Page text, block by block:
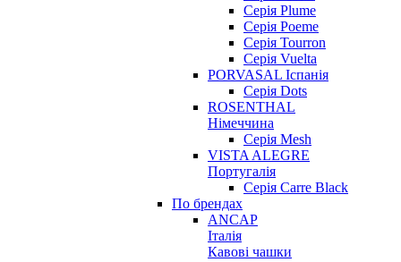
Серія Plume
Серія Poeme
Серія Tourron
Серія Vuelta
PORVASAL Іспанія
Серія Dots
ROSENTHAL
Німеччина
Серія Mesh
VISTA ALEGRE
Португалія
Серія Carre Black
По брендах
ANCAP
Італія
Кавові чашки